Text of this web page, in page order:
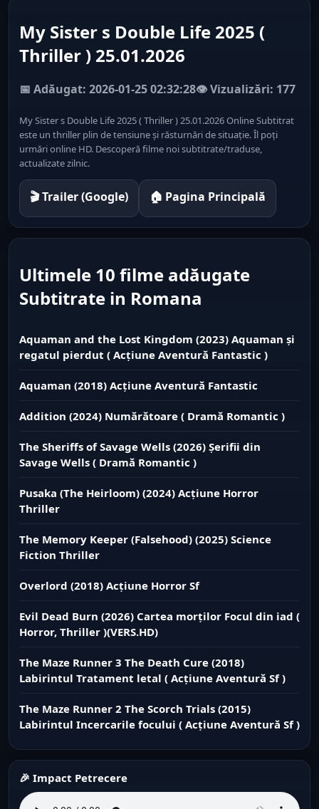
My Sister s Double Life 2025 (
Thriller ) 25.01.2026
📅 Adăugat: 2026-01-25 02:32:28👁️ Vizualizări: 177
My Sister s Double Life 2025 ( Thriller ) 25.01.2026 Online Subtitrat
este un thriller plin de tensiune și răsturnări de situație. Îl poți
urmări online HD. Descoperă filme noi subtitrate/traduse,
actualizate zilnic.
🎬 Trailer (Google) 🏠 Pagina Principală
Ultimele 10 filme adăugate
Subtitrate in Romana
Aquaman and the Lost Kingdom (2023) Aquaman și
regatul pierdut ( Acțiune Aventură Fantastic )
Aquaman (2018) Acțiune Aventură Fantastic
Addition (2024) Numărătoare ( Dramă Romantic )
The Sheriffs of Savage Wells (2026) Șerifii din
Savage Wells ( Dramă Romantic )
Pusaka (The Heirloom) (2024) Acțiune Horror
Thriller
The Memory Keeper (Falsehood) (2025) Science
Fiction Thriller
Overlord (2018) Acțiune Horror Sf
Evil Dead Burn (2026) Cartea morților Focul din iad (
Horror, Thriller )(VERS.HD)
The Maze Runner 3 The Death Cure (2018)
Labirintul Tratament letal ( Acțiune Aventură Sf )
The Maze Runner 2 The Scorch Trials (2015)
Labirintul Incercarile focului ( Acțiune Aventură Sf )
🎉 Impact Petrecere